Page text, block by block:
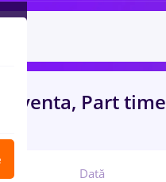
Part time
Dată